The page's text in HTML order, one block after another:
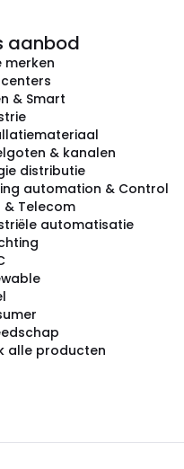
aanbod
merken
& Smart
& kanalen
distributie
automation & Control
& Telecom
automatisatie
alle producten